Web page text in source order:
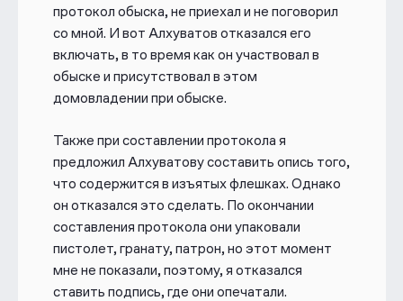
протокол обыска, не приехал и не поговорил
со мной. И вот Алхуватов отказался его
включать, в то время как он участвовал в
обыске и присутствовал в этом
домовладении при обыске.
Также при составлении протокола я
предложил Алхуватову составить опись того,
что содержится в изъятых флешках. Однако
он отказался это сделать. По окончании
составления протокола они упаковали
пистолет, гранату, патрон, но этот момент
мне не показали, поэтому, я отказался
ставить подпись, где они опечатали.